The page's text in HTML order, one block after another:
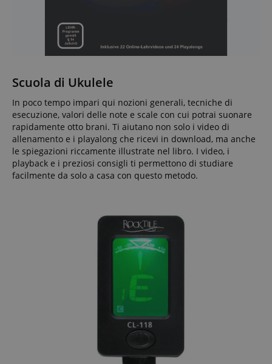
Scuola di Ukulele
In poco tempo impari qui nozioni generali, tecniche di
esecuzione, valori delle note e scale con cui potrai suonare
rapidamente otto brani. Ti aiutano non solo i video di
allenamento e i playalong che ricevi in download, ma anche
le spiegazioni riccamente illustrate nel libro. I video, i
playback e i preziosi consigli ti permettono di studiare
facilmente da solo a casa con questo metodo.